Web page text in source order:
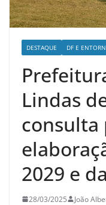
DESTAQUE DF E
Lindas
consulta
2029 e
28/03/2025 João